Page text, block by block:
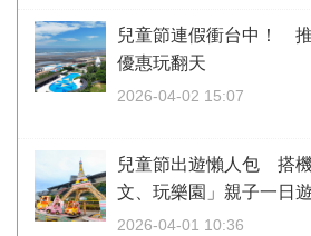
兒童節連假衝台中！
優惠玩翻天
2026-04-02 15:07
兒童節出遊懶人包 搭
文、玩樂園」親子一日
2026-04-01 10:36